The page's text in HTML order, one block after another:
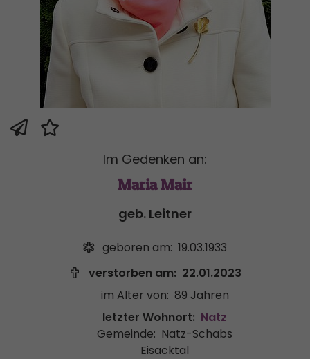
Im Gedenken an:
Maria Mair
geb. Leitner
geboren am: 19.03.1933
verstorben am: 22.01.2023
im Alter von: 89 Jahren
letzter Wohnort: Natz
Gemeinde: Natz-Schabs
Eisacktal